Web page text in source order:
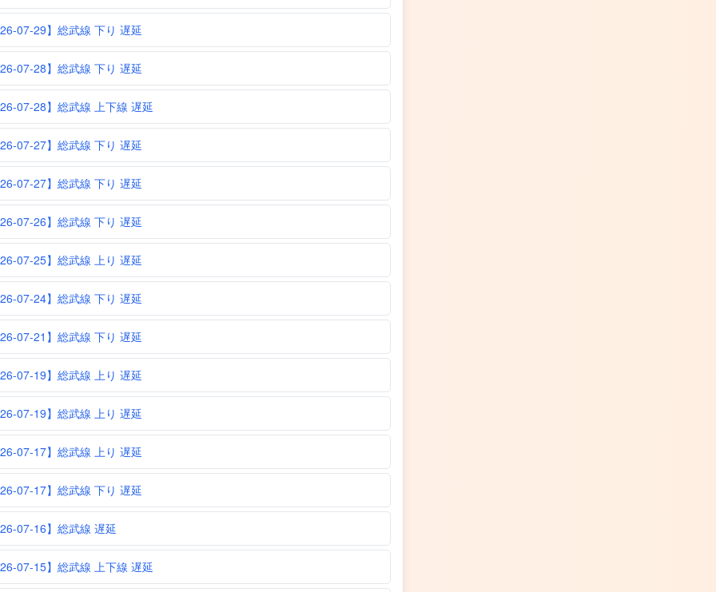
07-29】総武線 下り 遅延
07-28】総武線 下り 遅延
07-28】総武線 上下線 遅延
07-27】総武線 下り 遅延
07-27】総武線 下り 遅延
07-26】総武線 下り 遅延
07-25】総武線 上り 遅延
07-24】総武線 下り 遅延
07-21】総武線 下り 遅延
07-19】総武線 上り 遅延
07-19】総武線 上り 遅延
07-17】総武線 上り 遅延
07-17】総武線 下り 遅延
07-16】総武線 遅延
07-15】総武線 上下線 遅延